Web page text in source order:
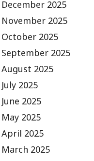
December 2025
November 2025
October 2025
September 2025
August 2025
July 2025
June 2025
May 2025
April 2025
March 2025